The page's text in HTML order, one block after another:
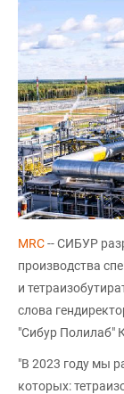
MRC-- СИБУР
производства
и
слова
"Сибур Полилаб"
"В 2023 году мы
которых: